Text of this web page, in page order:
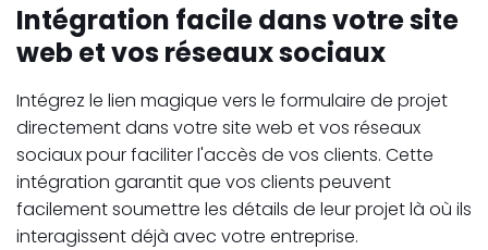
Intégration facile dans votre site
web et vos réseaux sociaux
Intégrez le lien magique vers le formulaire de projet
directement dans votre site web et vos réseaux
sociaux pour faciliter l'accès de vos clients. Cette
intégration garantit que vos clients peuvent
facilement soumettre les détails de leur projet là où ils
interagissent déjà avec votre entreprise.